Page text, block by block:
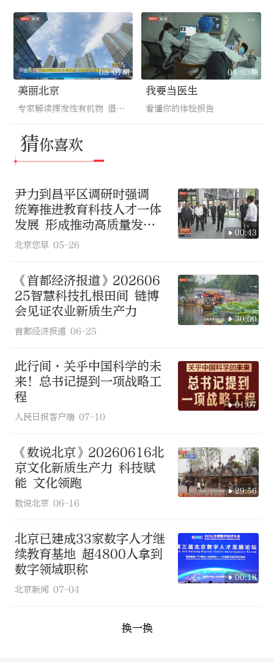
08-07期
美丽北京
专家解读挥发性有机物 倡导全民绿色行动
04-03期
我要当医生
看懂你的体检报告
猜你喜欢
尹力到昌平区调研时强调
统筹推进教育科技人才一体
发展 形成推动高质量发展
的倍增效应
北京您早 05-26
00:43
《首都经济报道》202606
25智慧科技扎根田间 链博
会见证农业新质生产力
首都经济报道 06-25
30:00
此行间·关乎中国科学的未
来！总书记提到一项战略工
程
人民日报客户端 07-10
01:07
《数说北京》20260616北
京文化新质生产力 科技赋
能 文化领跑
数说北京 06-16
29:56
北京已建成33家数字人才继
续教育基地 超4800人拿到
数字领域职称
北京新闻 07-04
00:18
换一换